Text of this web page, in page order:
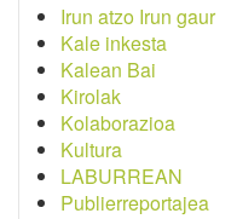
Irun atzo Irun gaur
Kale inkesta
Kalean Bai
Kirolak
Kolaborazioa
Kultura
LABURREAN
Publierreportajea